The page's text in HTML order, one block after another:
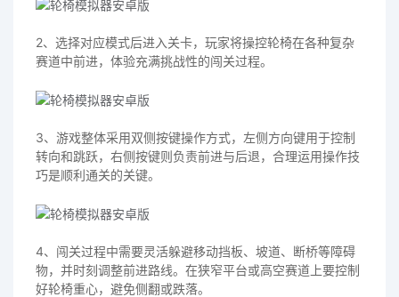
2、选择对应模式后进入关卡，玩家将操控轮椅在各种复杂
赛道中前进，体验充满挑战性的闯关过程。
3、游戏整体采用双侧按键操作方式，左侧方向键用于控制
转向和跳跃，右侧按键则负责前进与后退，合理运用操作技
巧是顺利通关的关键。
4、闯关过程中需要灵活躲避移动挡板、坡道、断桥等障碍
物，并时刻调整前进路线。在狭窄平台或高空赛道上要控制
好轮椅重心，避免侧翻或跌落。